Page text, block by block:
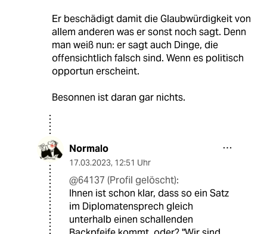
Er beschädigt damit die Glaubwürdigkeit von
allem anderen was er sonst noch sagt. Denn
man weiß nun: er sagt auch Dinge, die
offensichtlich falsch sind. Wenn es politisch
opportun erscheint.
Besonnen ist daran gar nichts.
Normalo
17.03.2023, 12:51 Uhr
@64137 (Profil gelöscht):
Ihnen ist schon klar, dass so ein Satz
im Diplomatensprech gleich
unterhalb einen schallenden